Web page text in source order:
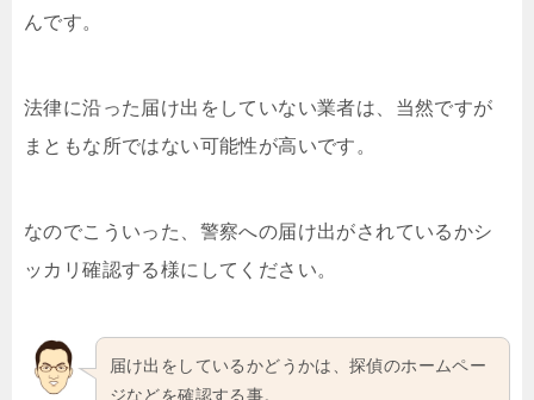
んです。
法律に沿った届け出をしていない業者は、当然ですが
まともな所ではない可能性が高いです。
なのでこういった、警察への届け出がされているかシ
ッカリ確認する様にしてください。
届け出をしているかどうかは、探偵のホームペー
ジなどを確認する事。